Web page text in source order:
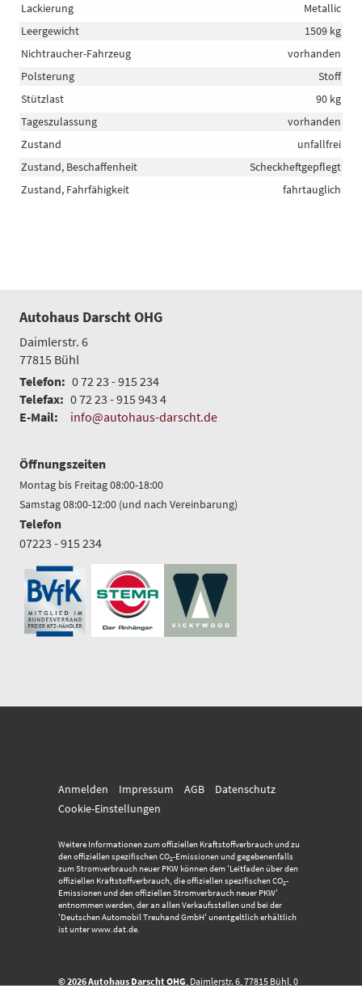
Lackierung
Metallic
Leergewicht
1509 kg
Nichtraucher-Fahrzeug
vorhanden
Polsterung
Stoff
Stützlast
90 kg
Tageszulassung
vorhanden
Zustand
unfallfrei
Zustand, Beschaffenheit
Scheckheftgepflegt
Zustand, Fahrfähigkeit
fahrtauglich
Autohaus Darscht OHG
Daimlerstr. 6
77815 Bühl
Telefon: 0 72 23 - 915 234
Telefax: 0 72 23 - 915 943 4
E-Mail:
info@autohaus-darscht.de
Öffnungszeiten
Montag bis Freitag 08:00-18:00
Samstag 08:00-12:00 (und nach Vereinbarung)
Telefon
07223 - 915 234
Anmelden Impressum AGB
Datenschutz
Cookie-Einstellungen
Weitere Informationen zum offiziellen Kraftstoffverbrauch und zu
den offiziellen spezifischen CO2-Emissionen und gegebenenfalls
zum Stromverbrauch neuer PKW können dem 'Leitfaden über den
offiziellen Kraftstoffverbrauch, die offiziellen spezifischen CO2-
Emissionen und den offiziellen Stromverbrauch neuer PKW'
entnommen werden, der an allen Verkaufsstellen und bei der
'Deutschen Automobil Treuhand GmbH' unentgeltlich erhältlich
ist unter www.dat.de.
© 2026Autohaus Darscht OHG, Daimlerstr. 6,77815 Bühl,0